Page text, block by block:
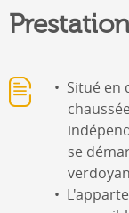
Situé en
se